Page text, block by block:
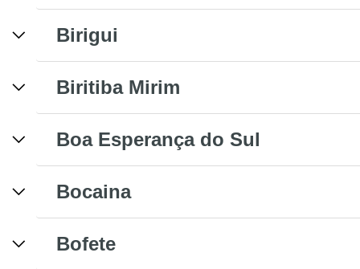
Birigui
Biritiba Mirim
Boa Esperança do Sul
Bocaina
Bofete